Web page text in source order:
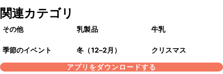
関連カテゴリ
その他 乳製品 牛乳
季節のイベント 冬（12–2月）
クリスマス
アプリをダウンロードする